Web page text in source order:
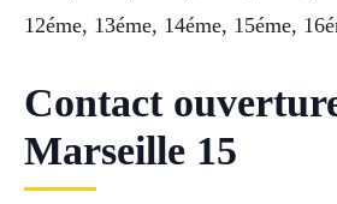
12éme, 13éme, 14éme, 15éme,
Contact
Marseille 15